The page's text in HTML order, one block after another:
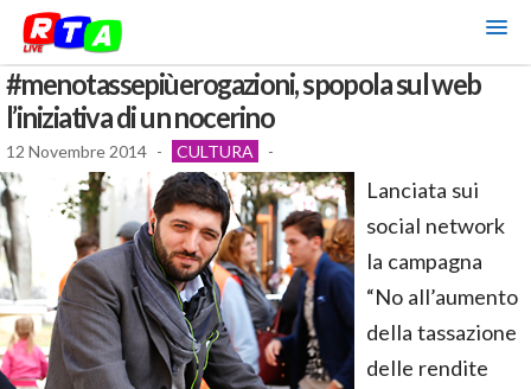
#menotassepiùerogazioni, spopola sul web
l’iniziativa di un nocerino
12 Novembre 2014 - CULTURA -
Lanciata sui
social network
la campagna
“No all’aumento
della tassazione
delle rendite